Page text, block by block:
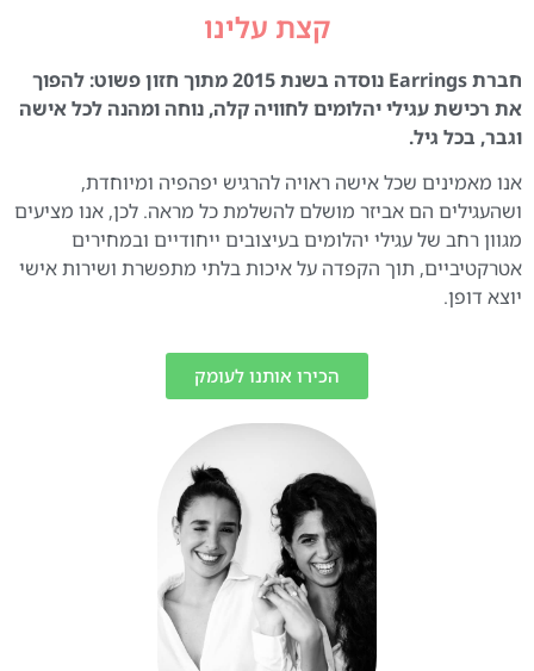
קצת עלינו
חברת Earrings נוסדה בשנת 2015 מתוך חזון פשוט: להפוך
את רכישת עגילי יהלומים לחוויה קלה, נוחה ומהנה לכל אישה
וגבר, בכל גיל.
אנו מאמינים שכל אישה ראויה להרגיש יפהפיה ומיוחדת,
ושהעגילים הם אביזר מושלם להשלמת כל מראה. לכן, אנו מציעים
מגוון רחב של עגילי יהלומים בעיצובים ייחודיים ובמחירים
אטרקטיביים, תוך הקפדה על איכות בלתי מתפשרת ושירות אישי
יוצא דופן.
הכירו אותנו לעומק